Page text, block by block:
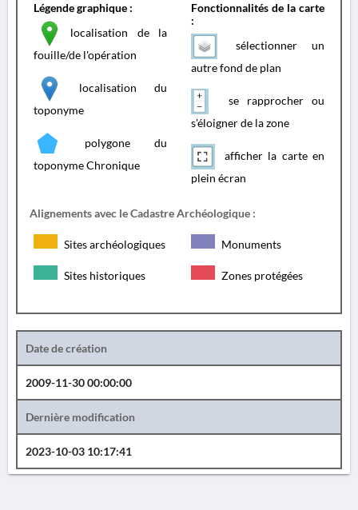
Légende graphique :
localisation de la
fouille/de l'opération
localisation du
toponyme
polygone du
toponyme Chronique
Fonctionnalités de la carte
:
sélectionner un
autre fond de plan
se rapprocher ou
s'éloigner de la zone
afficher la carte en
plein écran
Alignements avec le Cadastre Archéologique :
Sites archéologiques Monuments
Sites historiques Zones protégées
Date de création
2009-11-30 00:00:00
Dernière modification
2023-10-03 10:17:41